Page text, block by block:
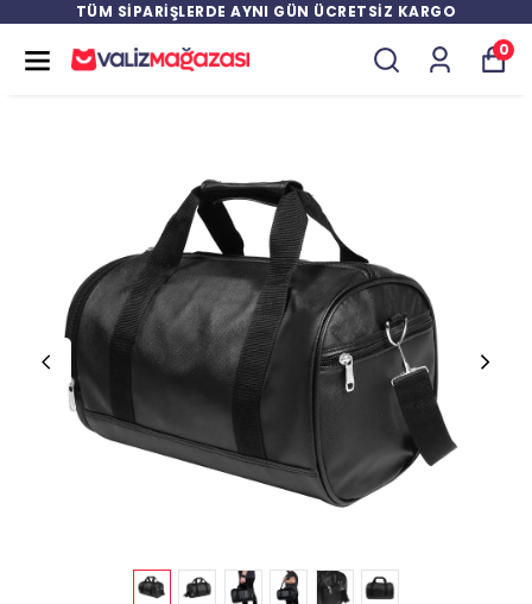
TÜM SİPARİŞLERDE AYNI GÜN ÜCRETSİZ KARGO
0